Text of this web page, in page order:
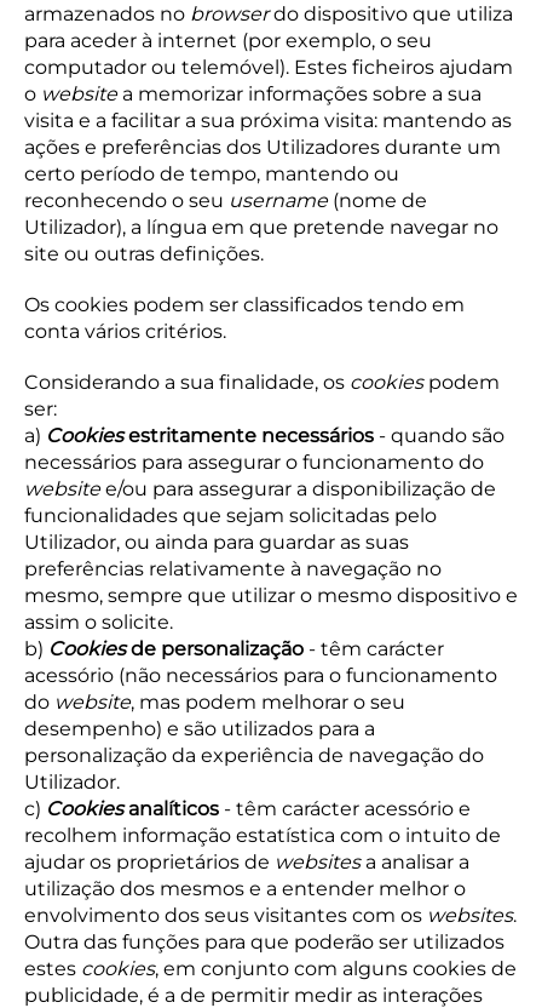
armazenados no browserdo dispositivo que utiliza
para aceder à internet (por exemplo, o seu
computador ou telemóvel). Estes ficheiros ajudam
o websitea memorizar informações sobre a sua
visita e a facilitar a sua próxima visita: mantendo as
ações e preferências dos Utilizadores durante um
certo período de tempo, mantendo ou
reconhecendo o seu username(nome de
Utilizador), a língua em que pretende navegar no
site ou outras definições.
Os cookies podem ser classificados tendo em
conta vários critérios.
Considerando a sua finalidade, os cookiespodem
ser:
a) Cookiesestritamente necessários - quando são
necessários para assegurar o funcionamento do
websitee/ou para assegurar a disponibilização de
funcionalidades que sejam solicitadas pelo
Utilizador, ou ainda para guardar as suas
preferências relativamente à navegação no
mesmo, sempre que utilizar o mesmo dispositivo e
assim o solicite.
b) Cookiesde personalização - têm carácter
acessório (não necessários para o funcionamento
do website, mas podem melhorar o seu
desempenho) e são utilizados para a
personalização da experiência de navegação do
Utilizador.
c) Cookiesanalíticos - têm carácter acessório e
recolhem informação estatística com o intuito de
ajudar os proprietários de websitesa analisar a
utilização dos mesmos e a entender melhor o
envolvimento dos seus visitantes com os websites.
Outra das funções para que poderão ser utilizados
estes cookies, em conjunto com alguns cookies de
publicidade, é a de permitir medir as interações